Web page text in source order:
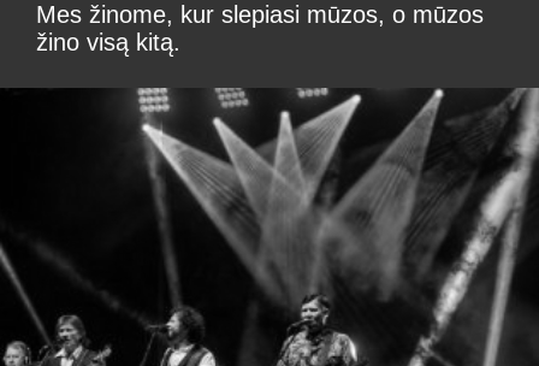
Mes žinome, kur slepiasi mūzos, o mūzos
žino visą kitą.